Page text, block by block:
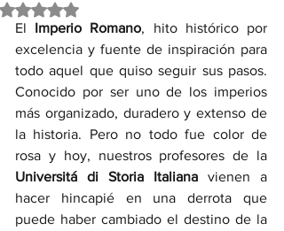
Obtuvo NaN de 5 estrellas.
El Imperio Romano, hito histórico por
excelencia y fuente de inspiración para
todo aquel que quiso seguir sus pasos.
Conocido por ser uno de los imperios
más organizado, duradero y extenso de
la historia. Pero no todo fue color de
Universitá di Storia Italiana vienen a
hacer hincapié en una derrota que
puede haber cambiado el destino de la